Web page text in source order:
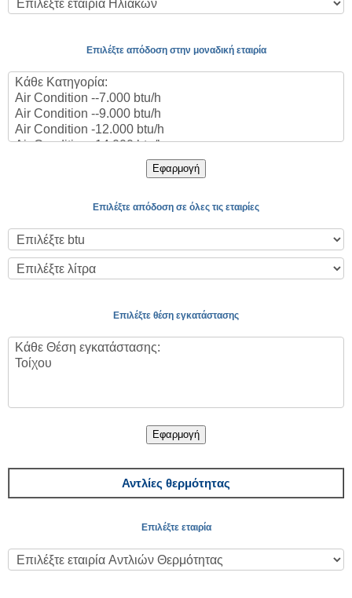
Επιλέξτε απόδοση στην μοναδική εταιρία
Εφαρμογή
Επιλέξτε απόδοση σε όλες τις εταιρίες
Επιλέξτε θέση εγκατάστασης
Εφαρμογή
Αντλίες θερμότητας
Επιλέξτε εταιρία